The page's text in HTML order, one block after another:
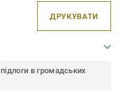
ДРУКУВАТИ
в громадських